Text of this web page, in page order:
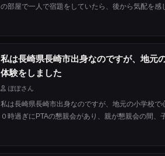
の部屋で一人で宿題をしていたら、後から気配を
私は長崎県長崎市出身なのですが、地元
体験をしました
ぽぽさん
私は長崎県長崎市出身なのですが、地元の小学校で
０時過ぎにPTAの懇親会があり、親が懇親会の間、